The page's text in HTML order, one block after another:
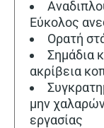
Εύκολος
Ορατή
Σημάδια
ακρίβεια
μην
εργασίας